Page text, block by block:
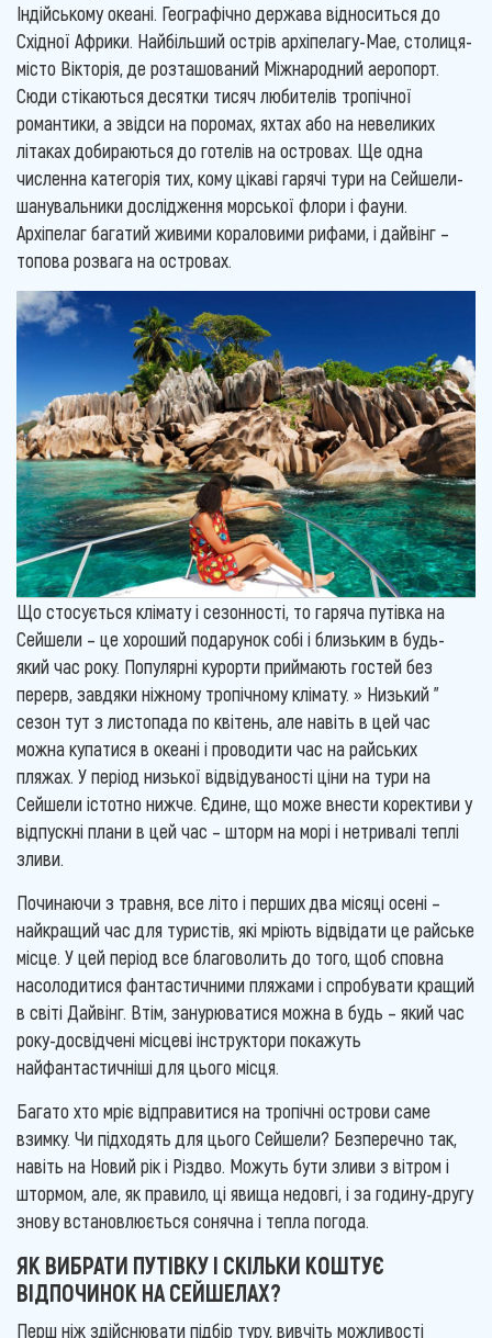
Індійському океані. Географічно держава відноситься до
Східної Африки. Найбільший острів архіпелагу-Мае, столиця-
місто Вікторія, де розташований Міжнародний аеропорт.
Сюди стікаються десятки тисяч любителів тропічної
романтики, а звідси на поромах, яхтах або на невеликих
літаках добираються до готелів на островах. Ще одна
численна категорія тих, кому цікаві гарячі тури на Сейшели-
шанувальники дослідження морської флори і фауни.
Архіпелаг багатий живими кораловими рифами, і дайвінг –
топова розвага на островах.
Що стосується клімату і сезонності, то гаряча путівка на
Сейшели – це хороший подарунок собі і близьким в будь-
який час року. Популярні курорти приймають гостей без
перерв, завдяки ніжному тропічному клімату. » Низький "
сезон тут з листопада по квітень, але навіть в цей час
можна купатися в океані і проводити час на райських
пляжах. У період низької відвідуваності ціни на тури на
Сейшели істотно нижче. Єдине, що може внести корективи у
відпускні плани в цей час – шторм на морі і нетривалі теплі
зливи.
Починаючи з травня, все літо і перших два місяці осені –
найкращий час для туристів, які мріють відвідати це райське
місце. У цей період все благоволить до того, щоб сповна
насолодитися фантастичними пляжами і спробувати кращий
в світі Дайвінг. Втім, занурюватися можна в будь – який час
року-досвідчені місцеві інструктори покажуть
найфантастичніші для цього місця.
Багато хто мріє відправитися на тропічні острови саме
взимку. Чи підходять для цього Сейшели? Безперечно так,
навіть на Новий рік і Різдво. Можуть бути зливи з вітром і
штормом, але, як правило, ці явища недовгі, і за годину-другу
знову встановлюється сонячна і тепла погода.
ЯК ВИБРАТИ ПУТІВКУ І СКІЛЬКИ КОШТУЄ
ВІДПОЧИНОК НА СЕЙШЕЛАХ?
Перш ніж здійснювати підбір туру, вивчіть можливості